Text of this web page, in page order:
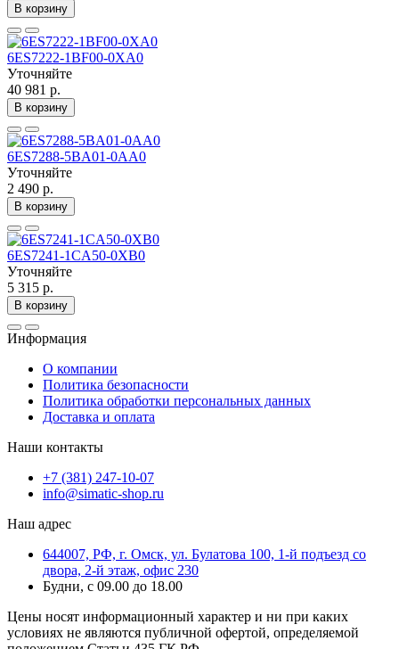
В корзину
6ES7222-1BF00-0XA0
Уточняйте
40 981 р.
В корзину
6ES7288-5BA01-0AA0
Уточняйте
2 490 р.
В корзину
6ES7241-1CA50-0XB0
Уточняйте
5 315 р.
В корзину
Информация
О компании
Политика безопасности
Политика обработки персональных данных
Доставка и оплата
Наши контакты
+7 (381) 247-10-07
info@simatic-shop.ru
Наш адрес
644007, РФ, г. Омск, ул. Булатова 100, 1-й подъезд со
двора, 2-й этаж, офис 230
Будни, с 09.00 до 18.00
Цены носят информационный характер и ни при каких
условиях не являются публичной офертой, определяемой